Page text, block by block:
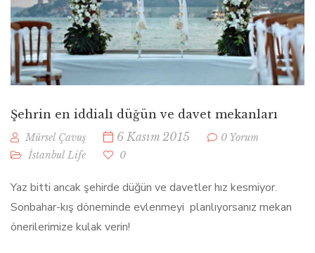
Şehrin en iddialı düğün ve davet mekanları
Mürsel Çavuş 6 Kasım 2015
0 Yorum
İstanbul Life
0
Yaz bitti ancak şehirde düğün ve davetler hız kesmiyor.
Sonbahar-kış döneminde evlenmeyi planlıyorsanız mekan
önerilerimize kulak verin!